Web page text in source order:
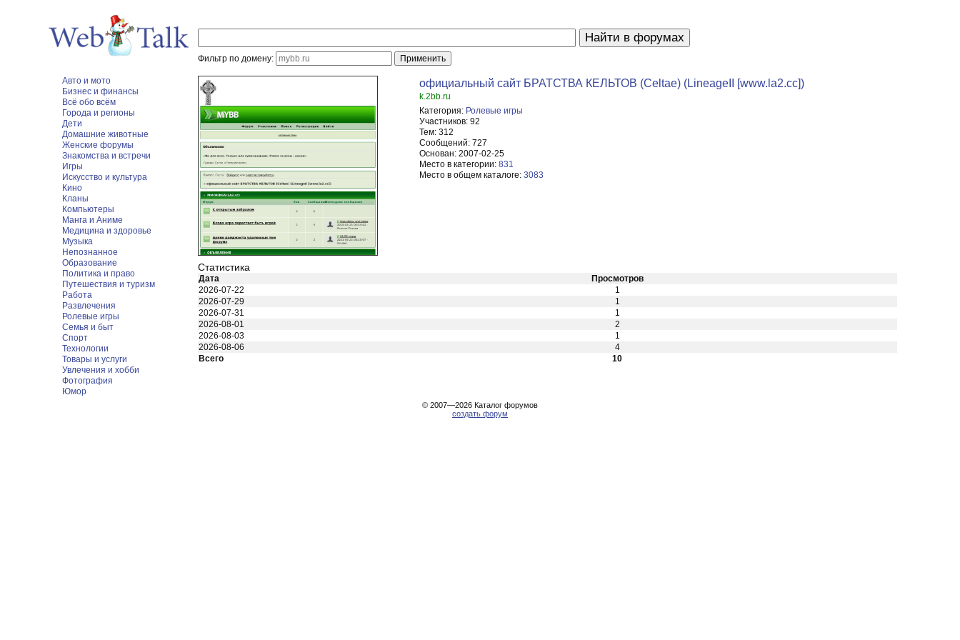
Фильтр по домену:
Авто и мото
Бизнес и финансы
Всё обо всём
Города и регионы
Дети
Домашние животные
Женские форумы
Знакомства и встречи
Игры
Искусство и культура
Кино
Кланы
Компьютеры
Манга и Аниме
Медицина и здоровье
Музыка
Непознанное
Образование
Политика и право
Путешествия и туризм
Работа
Развлечения
Ролевые игры
Семья и быт
Спорт
Технологии
Товары и услуги
Увлечения и хобби
Фотография
Юмор
официальный сайт БРАТСТВА КЕЛЬТОВ (Celtae) (LineageII [www.la2.cc])
k.2bb.ru
Категория: Ролевые игры
Участников: 92
Тем: 312
Сообщений: 727
Основан: 2007-02-25
Место в категории: 831
Место в общем каталоге: 3083
Статистика
Дата
Просмотров
2026-07-22
1
2026-07-29
1
2026-07-31
1
2026-08-01
2
2026-08-03
1
2026-08-06
4
Всего
10
© 2007—2026 Каталог форумов
создать форум